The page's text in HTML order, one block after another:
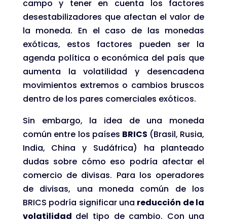
campo y tener en cuenta los factores
desestabilizadores que afectan el valor de
la moneda. En el caso de las monedas
exóticas, estos factores pueden ser la
agenda política o económica del país que
aumenta la volatilidad y desencadena
movimientos extremos o cambios bruscos
dentro de los pares comerciales exóticos.
Sin embargo, la idea de una moneda
común entre los países BRICS (Brasil, Rusia,
India, China y Sudáfrica) ha planteado
dudas sobre cómo eso podría afectar el
comercio de divisas. Para los operadores
de divisas, una moneda común de los
BRICS podría significar una reducción de la
volatilidad del tipo de cambio. Con una